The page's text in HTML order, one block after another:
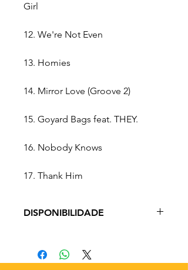
Girl
12. We're Not Even
13. Homies
14. Mirror Love (Groove 2)
15. Goyard Bags feat. THEY.
16. Nobody Knows
17. Thank Him
DISPONIBILIDADE
a depender do método de envio
escolhido no checkout